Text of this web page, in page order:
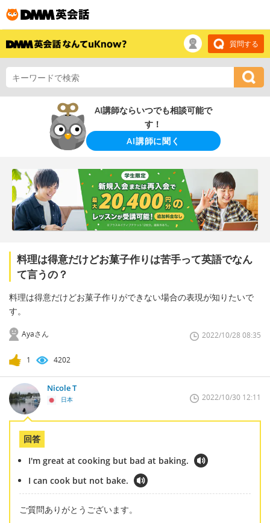
質問する
AI講師ならいつでも相談可能で
す！
AI講師に聞く
料理は得意だけどお菓子作りは苦手って英語でなん
て言うの？
料理は得意だけどお菓子作りができない場合の表現が知りたいで
す。
Ayaさん 2022/10/28 08:35
1 4202
Nicole T
日本 2022/10/30 12:11
回答
I'm great at cooking but bad at baking.
I can cook but not bake.
ご質問ありがとうございます。